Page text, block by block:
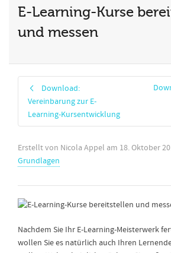
E-Learning-Kurse
und messen
Download:
Vereinbarung zur E-
Learning-Kursentwicklung
Erstellt von Nicola Appel am 18. Oktober
Grundlagen
Nachdem Sie Ihr E-Learning-Meisterwerk
wollen Sie es natürlich auch Ihren